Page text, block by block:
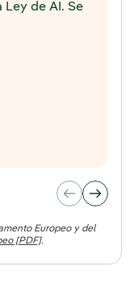
de AI. Se
Europeo y del
[PDF].